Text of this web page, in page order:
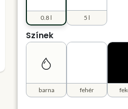
0.8 l 5 l
Színek
barna fehér